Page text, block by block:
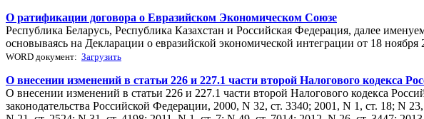
О ратификации договора о Евразийском Экономическом Союзе
Республика Беларусь, Республика Казахстан и Российская Федерация, далее
основываясь на Декларации о евразийской экономической интеграции от 18 ноября
WORD документ: Загрузить
О внесении изменений в статьи 226 и 227.1 части второй Налогового кодекса
О внесении изменений в статьи 226 и 227.1 части второй Налогового кодекса
законодательства Российской Федерации, 2000, N 32, ст. 3340; 2001, N 1, ст. 18; N